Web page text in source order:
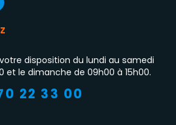
disposition du lundi au samedi
et le dimanche de 09h00 à 15h00.
22 33 00